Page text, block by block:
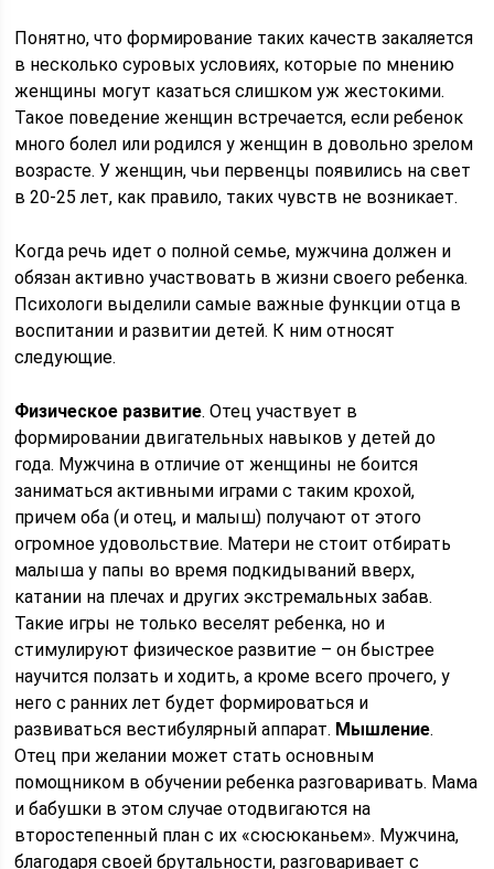
Понятно, что формирование таких качеств закаляется
в несколько суровых условиях, которые по мнению
женщины могут казаться слишком уж жестокими.
Такое поведение женщин встречается, если ребенок
много болел или родился у женщин в довольно зрелом
возрасте. У женщин, чьи первенцы появились на свет
в 20-25 лет, как правило, таких чувств не возникает.
Когда речь идет о полной семье, мужчина должен и
обязан активно участвовать в жизни своего ребенка.
Психологи выделили самые важные функции отца в
воспитании и развитии детей. К ним относят
следующие.
Физическое развитие. Отец участвует в
формировании двигательных навыков у детей до
года. Мужчина в отличие от женщины не боится
заниматься активными играми с таким крохой,
причем оба (и отец, и малыш) получают от этого
огромное удовольствие. Матери не стоит отбирать
малыша у папы во время подкидываний вверх,
катании на плечах и других экстремальных забав.
Такие игры не только веселят ребенка, но и
стимулируют физическое развитие – он быстрее
научится ползать и ходить, а кроме всего прочего, у
него с ранних лет будет формироваться и
развиваться вестибулярный аппарат. Мышление.
Отец при желании может стать основным
помощником в обучении ребенка разговаривать. Мама
и бабушки в этом случае отодвигаются на
второстепенный план с их «сюсюканьем». Мужчина,
благодаря своей брутальности, разговаривает с